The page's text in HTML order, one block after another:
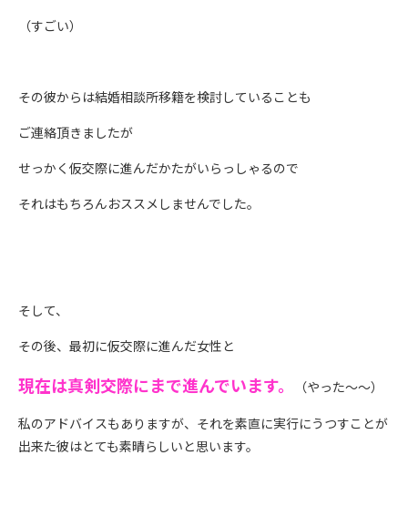
（すごい）
その彼からは結婚相談所移籍を検討していることも
ご連絡頂きましたが
せっかく仮交際に進んだかたがいらっしゃるので
それはもちろんおススメしませんでした。
そして、
その後、最初に仮交際に進んだ女性と
現在は真剣交際にまで進んでいます。
（やった～～）
私のアドバイスもありますが、それを素直に実行にうつすことが
出来た彼はとても素晴らしいと思います。